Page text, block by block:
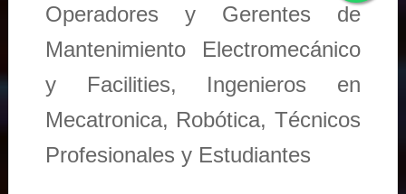
Operadores y Gerentes de
Mantenimiento Electromecánico
y Facilities, Ingenieros en
Mecatronica, Robótica, Técnicos
Profesionales y Estudiantes